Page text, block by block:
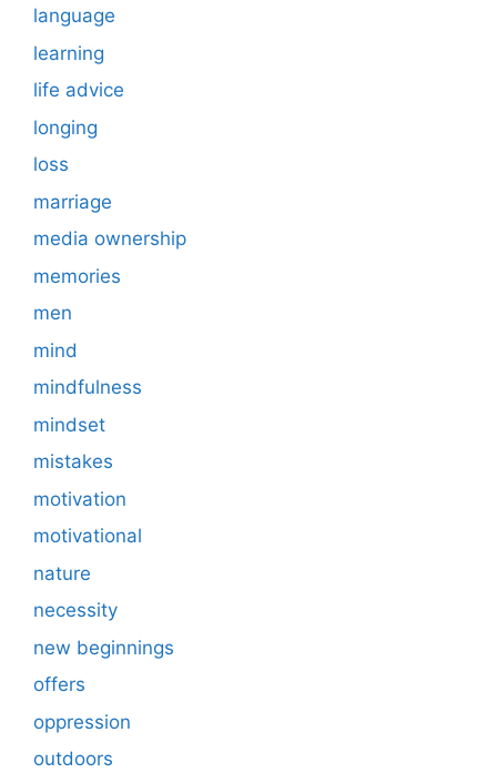
language
learning
life advice
longing
loss
marriage
media ownership
memories
men
mind
mindfulness
mindset
mistakes
motivation
motivational
nature
necessity
new beginnings
offers
oppression
outdoors